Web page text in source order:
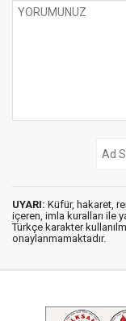
UYARI: Küfür, hakaret,
içeren, imla kuralları ile
Türkçe karakter
onaylanmamaktadır.